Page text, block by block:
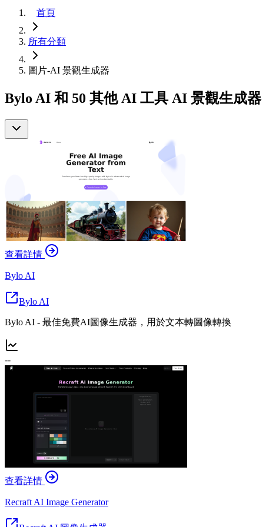
首頁
所有分類
圖片-AI 景觀生成器
Bylo AI 和 50 其他 AI 工具 AI 景觀生成器
查看詳情
Bylo AI
Bylo AI
Bylo AI - 最佳免費AI圖像生成器，用於文本轉圖像轉換
--
查看詳情
Recraft AI Image Generator